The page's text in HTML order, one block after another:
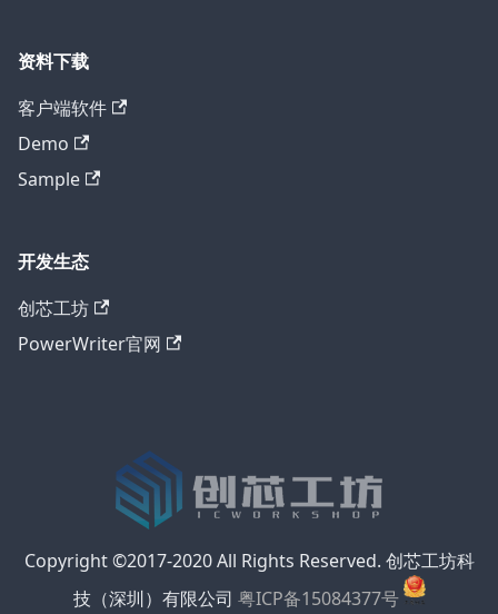
资料下载
客户端软件
Demo
Sample
开发生态
创芯工坊
PowerWriter官网
Copyright ©2017-2020 All Rights Reserved. 创芯工坊科
技（深圳）有限公司 粤ICP备15084377号